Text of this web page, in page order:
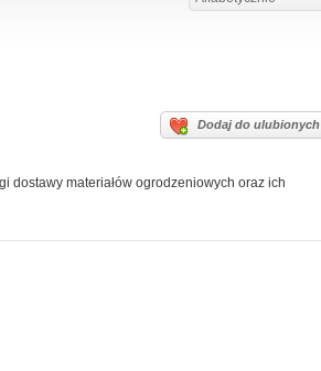
Dodaj do ulubionych
dostawy materiałów ogrodzeniowych oraz ich